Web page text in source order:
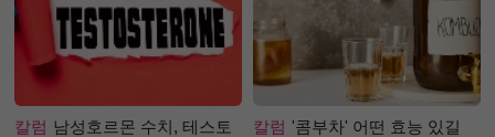
칼럼 남성호르몬 수치, 테스토
칼럼 '콤부차' 어떤 효능 있길